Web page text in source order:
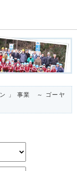
」 事業 ～ ゴーヤ